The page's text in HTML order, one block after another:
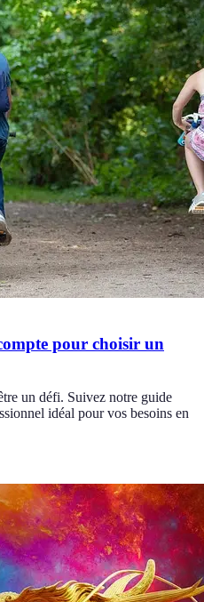
pour choisir un
un défi. Suivez notre guide
idéal pour vos besoins en